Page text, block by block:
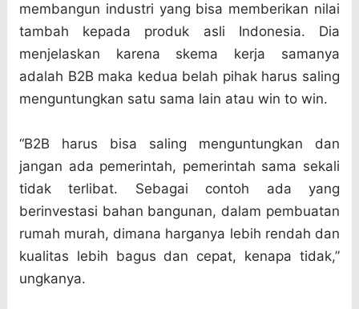
membangun industri yang bisa memberikan nilai
tambah kepada produk asli Indonesia. Dia
menjelaskan karena skema kerja samanya
adalah B2B maka kedua belah pihak harus saling
menguntungkan satu sama lain atau win to win.
“B2B harus bisa saling menguntungkan dan
jangan ada pemerintah, pemerintah sama sekali
tidak terlibat. Sebagai contoh ada yang
berinvestasi bahan bangunan, dalam pembuatan
rumah murah, dimana harganya lebih rendah dan
kualitas lebih bagus dan cepat, kenapa tidak,”
ungkanya.